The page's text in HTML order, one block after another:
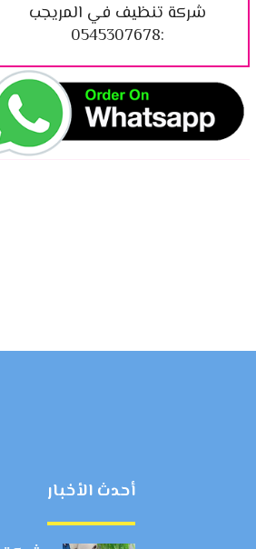
شركة تنظيف في المريجب
:0545307678
أحدث الأخبار